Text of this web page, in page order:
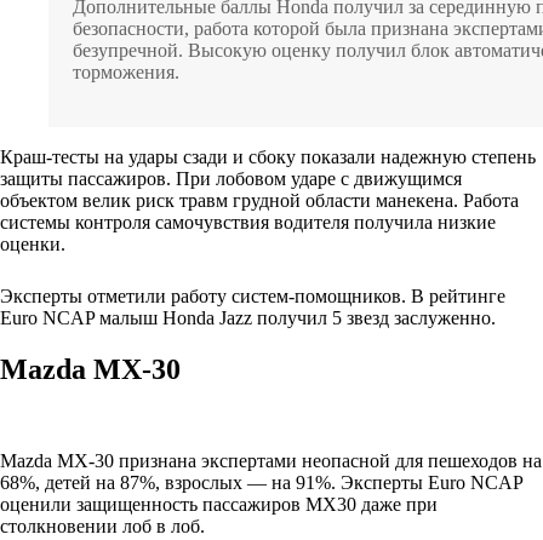
Дополнительные баллы Honda получил за серединную
безопасности, работа которой была признана
безупречной. Высокую оценку получил блок
торможения.
Краш-тесты на удары сзади и сбоку показали надежную степень
защиты пассажиров. При лобовом ударе с движущимся
объектом велик риск травм грудной области манекена. Работа
системы контроля самочувствия водителя получила низкие
оценки.
Эксперты отметили работу систем-помощников. В рейтинге
Euro NCAP малыш Honda Jazz получил 5 звезд заслуженно.
Mazda MX-30
Mazda MX-30 признана экспертами неопасной для пешеходов на
68%, детей на 87%, взрослых — на 91%. Эксперты Euro NCAP
оценили защищенность пассажиров MX30 даже при
столкновении лоб в лоб.